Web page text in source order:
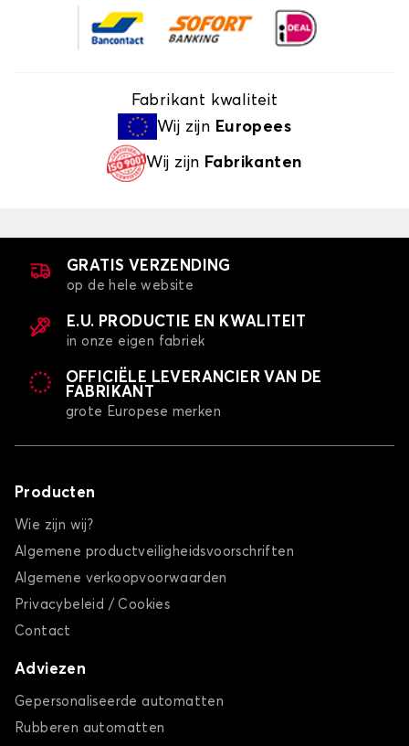
Fabrikant kwaliteit
Wij zijn Europees
Wij zijn Fabrikanten
GRATIS VERZENDING
op de hele website
E.U. PRODUCTIE EN KWALITEIT
in onze eigen fabriek
OFFICIËLE LEVERANCIER VAN DE
FABRIKANT
grote Europese merken
Producten
Wie zijn wij?
Algemene productveiligheidsvoorschriften
Algemene verkoopvoorwaarden
Privacybeleid / Cookies
Contact
Adviezen
Gepersonaliseerde automatten
Rubberen automatten